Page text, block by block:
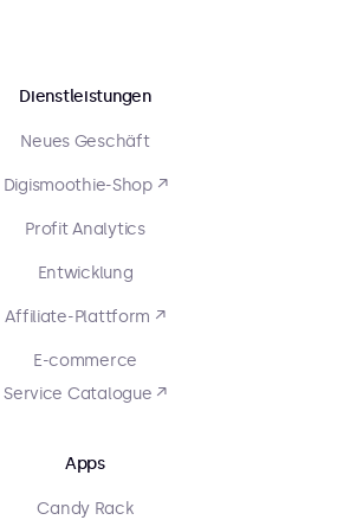
Dienstleistungen
Neues Geschäft
Digismoothie-Shop ↗
Profit Analytics
Entwicklung
Affiliate-Plattform ↗
E-commerce
Service Catalogue ↗
Apps
Candy Rack